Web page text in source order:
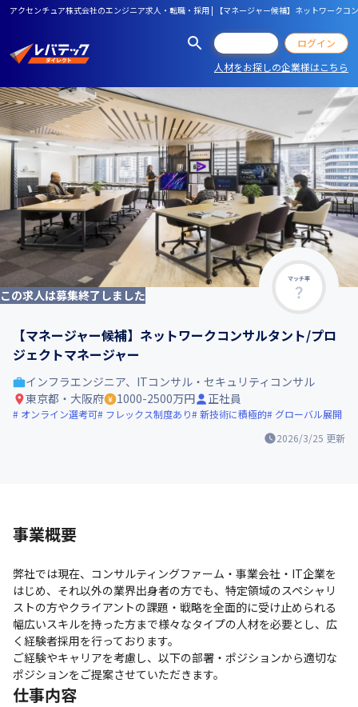
アクセンチュア株式会社のエンジニア求人・転職・採用 | 【マネージャー候補】ネットワークコ
ログイン
人材をお探しの企業様はこちら
マッチ率
この求人は募集終了しました
【マネージャー候補】ネットワークコンサルタント/プロ
ジェクトマネージャー
2026/3/25 更新
インフラエンジニア、ITコンサル・セキュリティコンサル
東京都・大阪府
1000-2500万円 正社員
オンライン選考可 フレックス制度あり 新技術に積極的 グローバル展開
事業概要
弊社では現在、コンサルティングファーム・事業会社・IT企業を
はじめ、それ以外の業界出身者の方でも、特定領域のスペシャリ
ストの方やクライアントの課題・戦略を全面的に受け止められる
幅広いスキルを持った方まで様々なタイプの人材を必要とし、広
く経験者採用を行っております。
ご経験やキャリアを考慮し、以下の部署・ポジションから適切な
ポジションをご提案させていただきます。
仕事内容